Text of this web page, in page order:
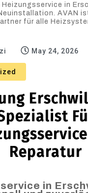
in
AVAN
für alle
May 24, 2026
Reparatur
in